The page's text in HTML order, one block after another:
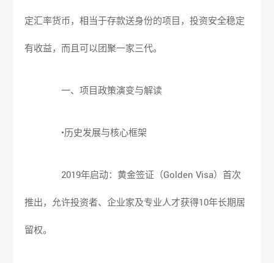
定汇率货币，相当于存款送身份的项目，投资安全稳定
有收益，而且可以团聚一家三代。
一、项目政策演变与解读
•历史发展与核心框架
2019年启动：黄金签证（Golden Visa）首次
推出，允许投资者、企业家及专业人才获得10年长期居
留权。